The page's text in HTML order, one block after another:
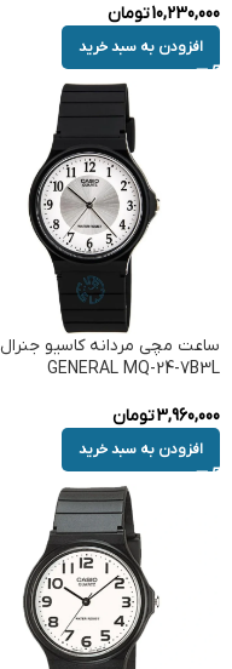
10,230,000تومان
افزودن به سبد خرید
ساعت مچی مردانه کاسیو جنرال
GENERAL MQ-24-7B3L
3,960,000تومان
افزودن به سبد خرید